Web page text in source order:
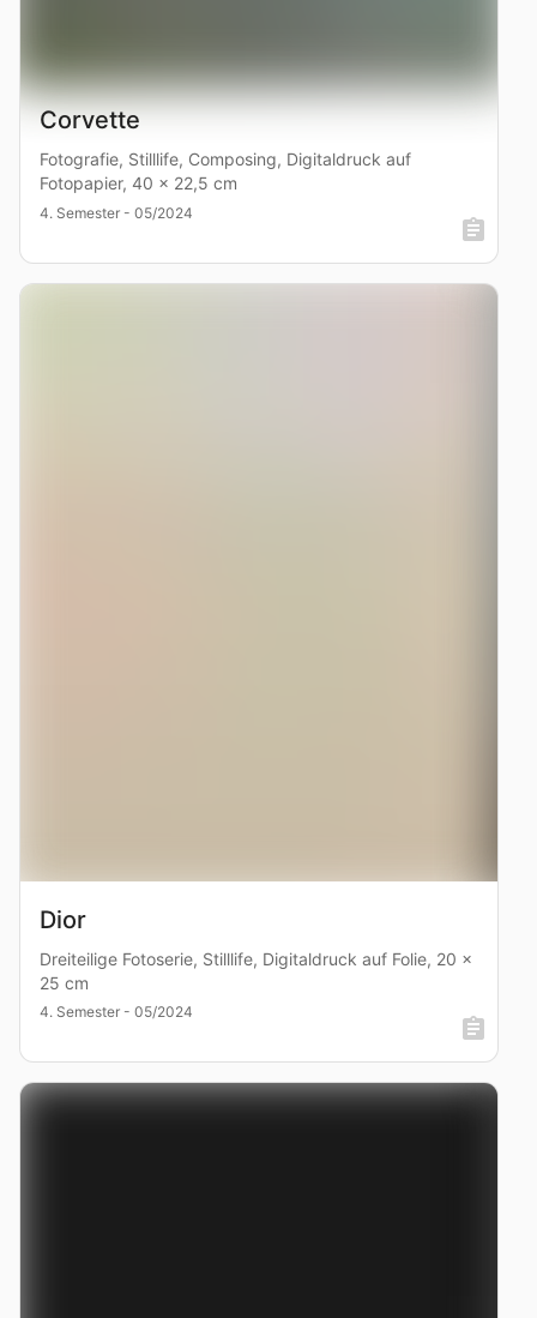
Corvette
Fotografie, Stilllife, Composing, Digitaldruck auf
Fotopapier, 40 x 22,5 cm
4. Semester - 05/2024
Dior
Dreiteilige Fotoserie, Stilllife, Digitaldruck auf Folie, 20 x
25 cm
4. Semester - 05/2024